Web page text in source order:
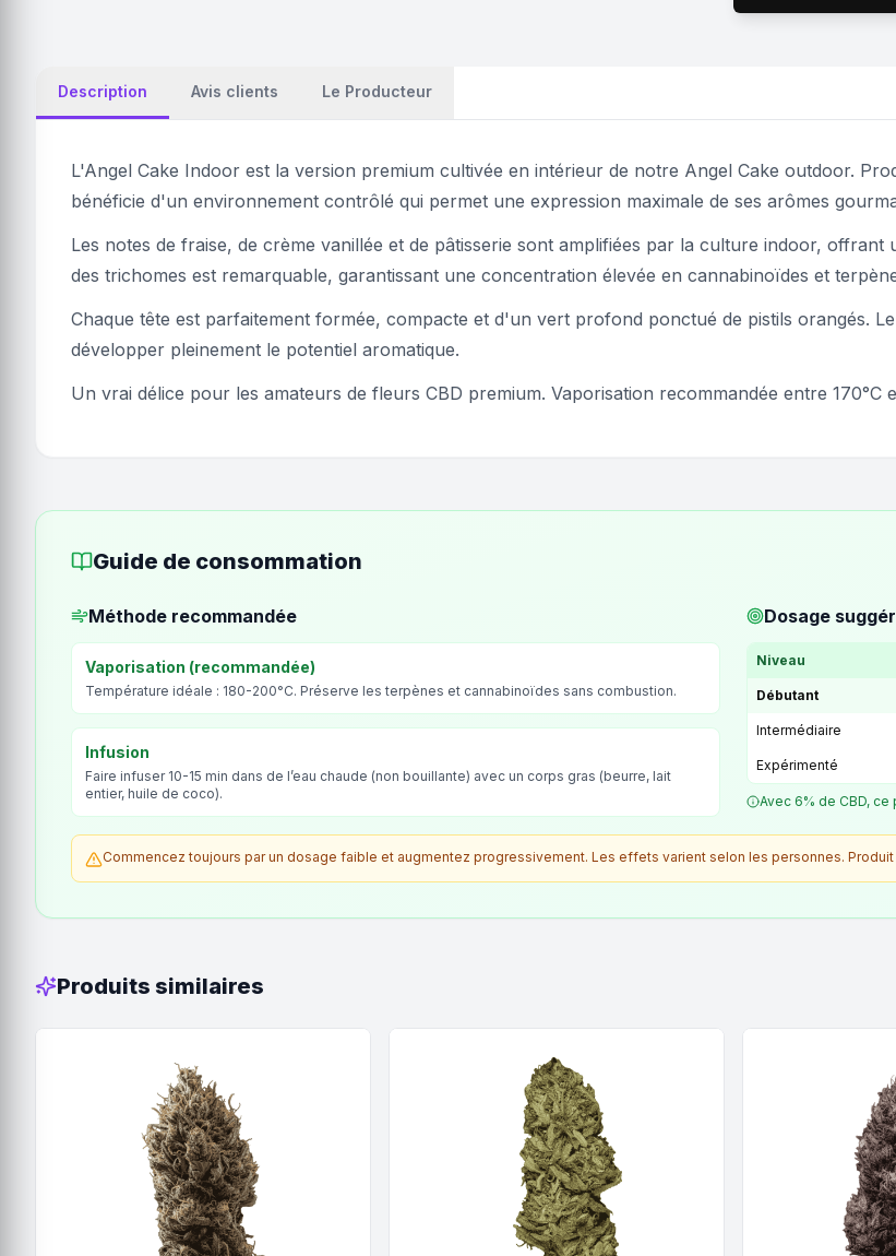
Description Avis clients Le Producteur
L'Angel Cake Indoor est la version premium cultivée en intérieur de notre Angel Cake outdoor.
bénéficie d'un environnement contrôlé qui permet une expression maximale de ses arômes
Les notes de fraise, de crème vanillée et de pâtisserie sont amplifiées par la culture indoor,
des trichomes est remarquable, garantissant une concentration élevée en cannabinoïdes et
Chaque tête est parfaitement formée, compacte et d'un vert profond ponctué de pistils orangés.
développer pleinement le potentiel aromatique.
Un vrai délice pour les amateurs de fleurs CBD premium. Vaporisation recommandée entre 170°C
Guide de consommation
Méthode recommandée
Vaporisation (recommandée)
Température idéale : 180-200°C. Préserve les terpènes et cannabinoïdes sans combustion.
Infusion
Faire infuser 10-15 min dans de l’eau chaude (non bouillante) avec un corps gras (beurre, lait
entier, huile de coco).
Dosage
Niveau
Débutant
Intermédiaire
Expérimenté
Avec 6% de CBD,
Commencez toujours par un dosage faible et augmentez progressivement. Les effets varient selon les personnes.
Produits similaires